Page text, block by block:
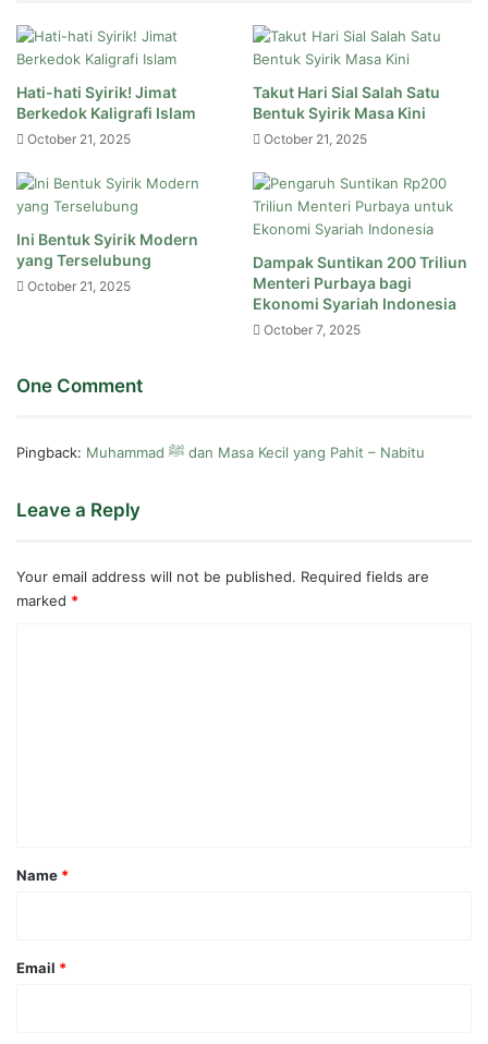
Hati-hati Syirik! Jimat
Berkedok Kaligrafi Islam
October 21, 2025
Takut Hari Sial Salah Satu
Bentuk Syirik Masa Kini
October 21, 2025
Ini Bentuk Syirik Modern
yang Terselubung
October 21, 2025
Dampak Suntikan 200 Triliun
Menteri Purbaya bagi
Ekonomi Syariah Indonesia
October 7, 2025
One Comment
Pingback: Muhammad ﷺ dan Masa Kecil yang Pahit – Nabitu
Leave a Reply
Your email address will not be published. Required fields are
marked *
*
Name *
Email *